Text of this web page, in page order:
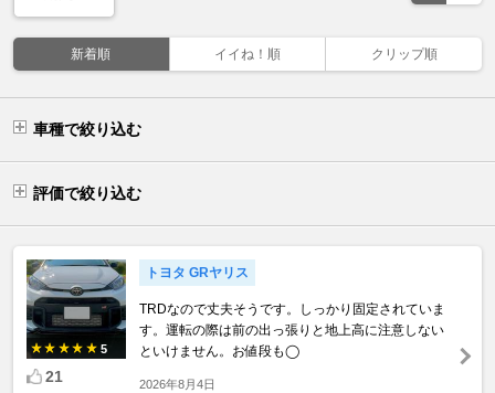
新着順 イイね！順 クリップ順
車種で絞り込む
評価で絞り込む
5
21
トヨタ GRヤリス
TRDなので丈夫そうです。しっかり固定されていま
す。運転の際は前の出っ張りと地上高に注意しない
といけません。お値段も◯
2026年8月4日